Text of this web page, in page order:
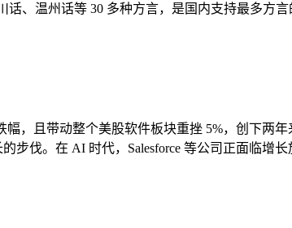
、温州话等 30 多种方言，是国内支持最多方言
幅，且带动整个美股软件板块重挫 5%，创下
步伐。在 AI 时代，Salesforce 等公司正面临增